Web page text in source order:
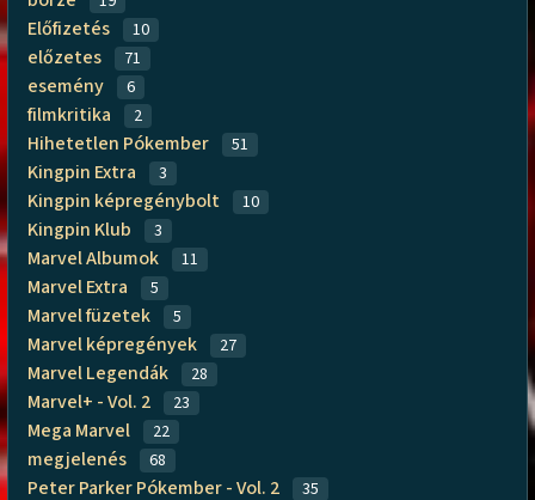
Előfizetés 10
előzetes 71
esemény 6
filmkritika 2
Hihetetlen Pókember 51
Kingpin Extra 3
Kingpin képregénybolt 10
Kingpin Klub 3
Marvel Albumok 11
Marvel Extra 5
Marvel füzetek 5
Marvel képregények 27
Marvel Legendák 28
Marvel+ - Vol. 2 23
Mega Marvel 22
megjelenés 68
Peter Parker Pókember - Vol. 2 35